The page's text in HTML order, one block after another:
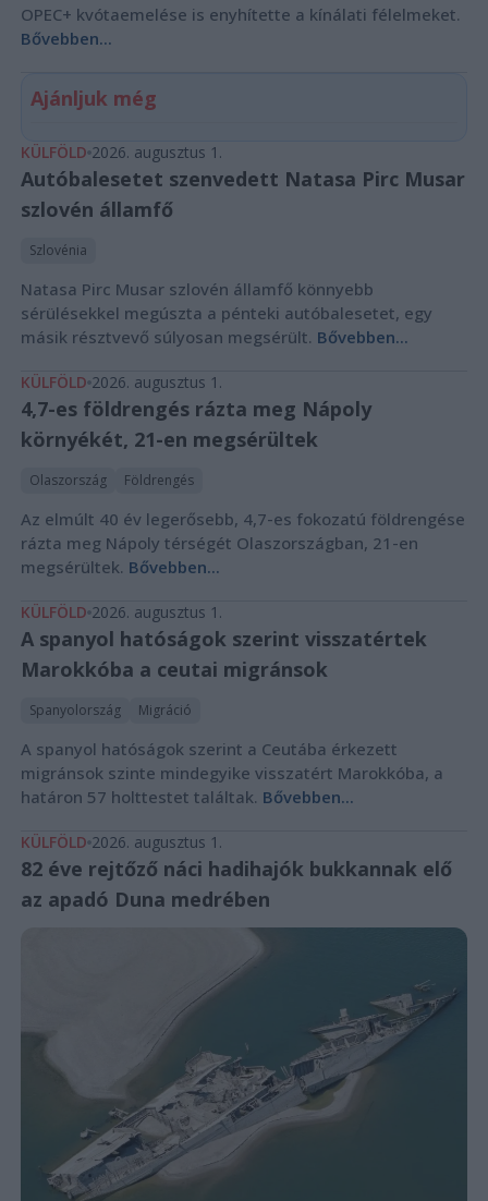
OPEC+ kvótaemelése is enyhítette a kínálati félelmeket.
Bővebben...
Ajánljuk még
KÜLFÖLD 2026. augusztus 1.
Autóbalesetet szenvedett Natasa Pirc Musar
szlovén államfő
Szlovénia
Natasa Pirc Musar szlovén államfő könnyebb
sérülésekkel megúszta a pénteki autóbalesetet, egy
másik résztvevő súlyosan megsérült. Bővebben...
KÜLFÖLD 2026. augusztus 1.
4,7-es földrengés rázta meg Nápoly
környékét, 21-en megsérültek
Olaszország Földrengés
Az elmúlt 40 év legerősebb, 4,7-es fokozatú földrengése
rázta meg Nápoly térségét Olaszországban, 21-en
megsérültek. Bővebben...
KÜLFÖLD 2026. augusztus 1.
A spanyol hatóságok szerint visszatértek
Marokkóba a ceutai migránsok
Spanyolország Migráció
A spanyol hatóságok szerint a Ceutába érkezett
migránsok szinte mindegyike visszatért Marokkóba, a
határon 57 holttestet találtak. Bővebben...
KÜLFÖLD 2026. augusztus 1.
82 éve rejtőző náci hadihajók bukkannak elő
az apadó Duna medrében